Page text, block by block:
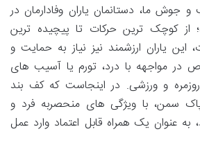
جوش ما، دستانمان یاران وفادارمان در
از کوچک ترین حرکات تا پیچیده ترین
این یاران ارزشمند نیز نیاز به حمایت و
در مواجهه با درد، تورم یا آسیب های
و ورزشی. در اینجاست که کف بند
سمن، با ویژگی های منحصربه فرد و
عنوان یک همراه قابل اعتماد وارد عمل